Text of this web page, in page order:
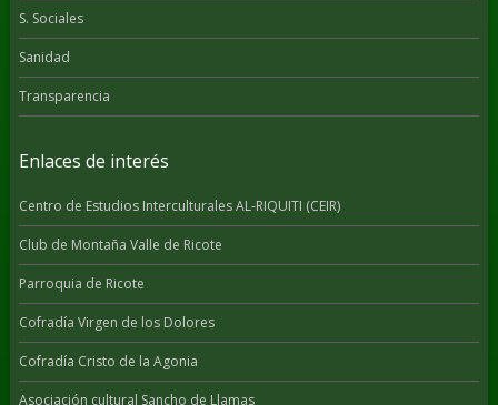
S. Sociales
Sanidad
Transparencia
Enlaces de interés
Centro de Estudios Interculturales AL-RIQUITI (CEIR)
Club de Montaña Valle de Ricote
Parroquia de Ricote
Cofradía Virgen de los Dolores
Cofradía Cristo de la Agonia
Asociación cultural Sancho de Llamas